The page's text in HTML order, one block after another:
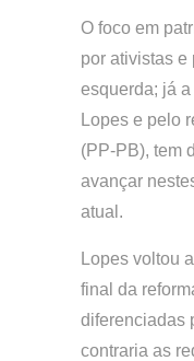
O foco em
por ativistas e
esquerda; já
Lopes e pelo
(PP-PB), tem
avançar
atual.
Lopes voltou
final da
diferenciadas
contraria as